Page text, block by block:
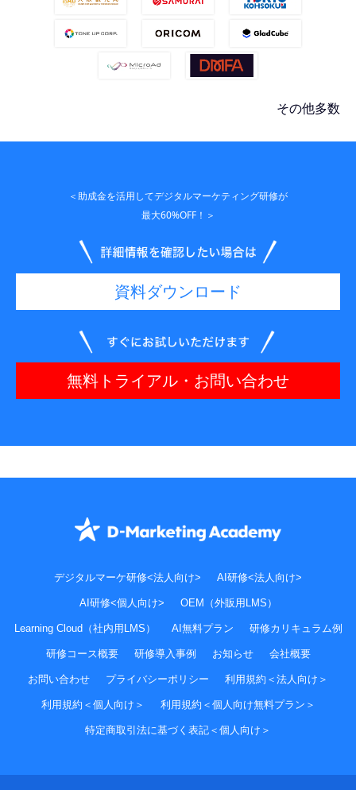
その他多数
＜助成金を活用してデジタルマーケティング研修が
最大60%OFF！＞
資料ダウンロード
無料トライアル・お問い合わせ
デジタルマーケ研修<法人向け> AI研修<法人向け>
AI研修<個人向け> OEM（外販用LMS）
Learning Cloud（社内用LMS） AI無料プラン 研修カリキュラム例
研修コース概要 研修導入事例 お知らせ 会社概要
お問い合わせ プライバシーポリシー 利用規約＜法人向け＞
利用規約＜個人向け＞ 利用規約＜個人向け無料プラン＞
特定商取引法に基づく表記＜個人向け＞